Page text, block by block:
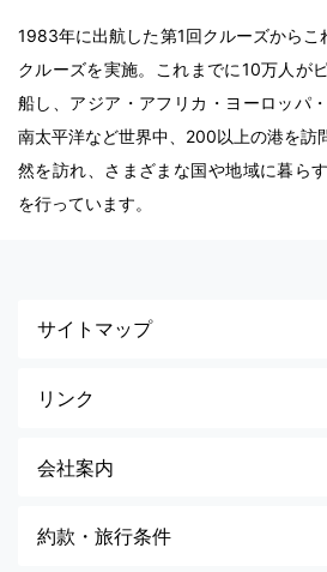
1983年に出航した第1回クルーズから
クルーズを実施。これまでに10万人が
船し、アジア・アフリカ・ヨーロッパ
南太平洋など世界中、200以上の港を訪
然を訪れ、さまざまな国や地域に暮ら
を行っています。
サイトマップ
リンク
会社案内
約款・旅行条件